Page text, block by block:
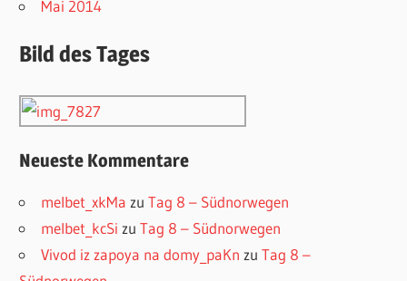
Mai 2014
Bild des Tages
Neueste Kommentare
melbet_xkMa zuTag 8 – Südnorwegen
melbet_kcSi zuTag 8 – Südnorwegen
Vivod iz zapoya na domy_paKn zuTag 8 –